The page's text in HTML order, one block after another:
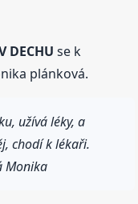
DECHU se k
plánková.
užívá léky, a
chodí k lékaři.
Monika